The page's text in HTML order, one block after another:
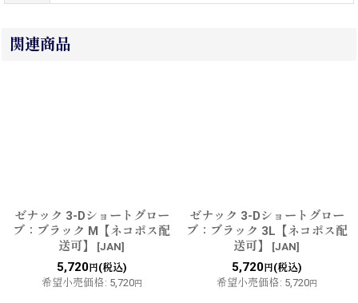
関連商品
ゼナック 3-Dショートグロー
ブ：ブラック M【ネコポス配
送可】
[JAN]
5,720円(税込)
希望小売価格: 5,720円
ゼナック 3-Dショートグロー
ブ：ブラック 3L【ネコポス配
送可】
[JAN]
5,720円(税込)
希望小売価格: 5,720円